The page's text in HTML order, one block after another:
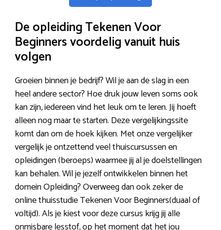
De opleiding Tekenen Voor
Beginners voordelig vanuit huis
volgen
Groeien binnen je bedrijf? Wil je aan de slag in een
heel andere sector? Hoe druk jouw leven soms ook
kan zijn, iedereen vind het leuk om te leren. Jij hoeft
alleen nog maar te starten. Deze vergelijkingssite
komt dan om de hoek kijken. Met onze vergelijker
vergelijk je ontzettend veel thuiscursussen en
opleidingen (beroeps) waarmee jij al je doelstellingen
kan behalen. Wil je jezelf ontwikkelen binnen het
domein Opleiding? Overweeg dan ook zeker de
online thuisstudie Tekenen Voor Beginners(duaal of
voltijd). Als je kiest voor deze cursus krijg jij alle
onmisbare lesstof, op het moment dat het jou